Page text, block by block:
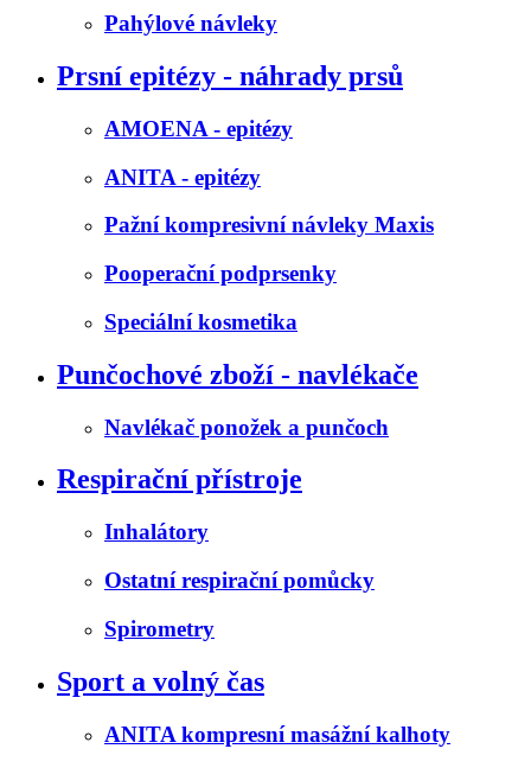
Pahýlové návleky
Prsní epitézy - náhrady prsů
AMOENA - epitézy
ANITA - epitézy
Pažní kompresivní návleky Maxis
Pooperační podprsenky
Speciální kosmetika
Punčochové zboží - navlékače
Navlékač ponožek a punčoch
Respirační přístroje
Inhalátory
Ostatní respirační pomůcky
Spirometry
Sport a volný čas
ANITA kompresní masážní kalhoty